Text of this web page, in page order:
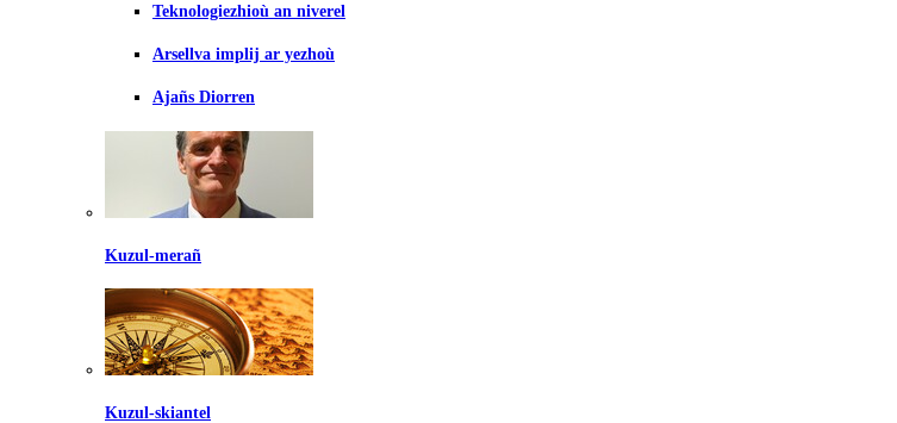
Teknologiezhioù an niverel
Arsellva implij ar yezhoù
Ajañs Diorren
Kuzul-merañ
Kuzul-skiantel